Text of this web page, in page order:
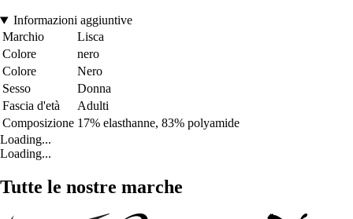
Informazioni aggiuntive
Marchio
Lisca
Colore
nero
Colore
Nero
Sesso
Donna
Fascia d'età
Adulti
Composizione 17% elasthanne, 83% polyamide
Loading...
Loading...
Tutte le nostre marche